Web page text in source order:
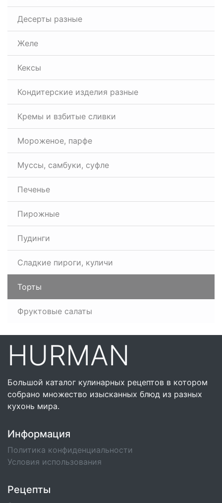
Десерты разные
Желе
Кексы
Кондитерские изделия разные
Кремы и взбитые сливки
Мороженое, парфе
Муссы, самбуки, суфле
Печенье
Пирожные
Пудинги
Сладкие пироги, куличи
Торты
Фруктовые салаты
HURMAN
Большой каталог кулинарных рецептов в котором
собрано множество изысканных блюд из разных
кухонь мира.
Информация
Политика конфиденциальности
Условия использования
Рецепты